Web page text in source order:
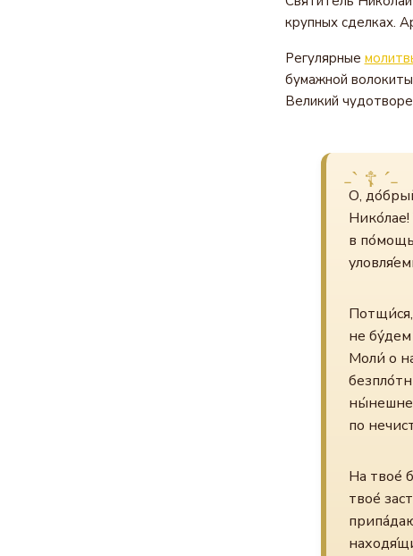
крупных сделках.
Регулярные
бумажной
Великий
О,
в
не
Моли́ о
по
На твое́
твое́